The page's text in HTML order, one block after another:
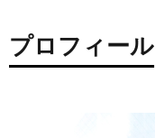
プロフィール